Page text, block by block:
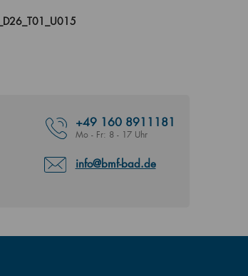
+49 160 8911181
Mo - Fr: 8 - 17 Uhr
info@bmf-bad.de